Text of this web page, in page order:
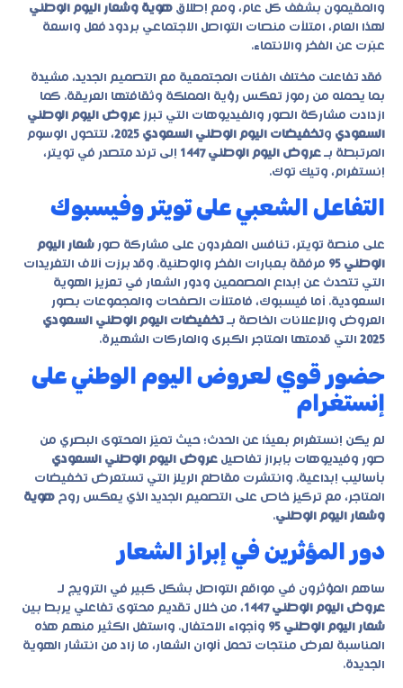
والمقيمون بشغف كل عام، ومع إطلاق هوية وشعار اليوم الوطني
لهذا العام، امتلأت منصات التواصل الاجتماعي بردود فعل واسعة
عبّرت عن الفخر والانتماء.
فقد تفاعلت مختلف الفئات المجتمعية مع التصميم الجديد، مشيدة
بما يحمله من رموز تعكس رؤية المملكة وثقافتها العريقة. كما
ازدادت مشاركة الصور والفيديوهات التي تبرز عروض اليوم الوطني
السعودي وتخفيضات اليوم الوطني السعودي 2025
، لتتحول الوسوم
المرتبطة بـ عروض اليوم الوطني 1447
إلى ترند متصدر في تويتر،
إنستغرام، وتيك توك.
التفاعل الشعبي على تويتر وفيسبوك
على منصة تويتر، تنافس المغردون على مشاركة صور شعار اليوم
الوطني 95
مرفقة بعبارات الفخر والوطنية. وقد برزت آلاف التغريدات
التي تتحدث عن إبداع المصممين ودور الشعار في تعزيز الهوية
السعودية. أما فيسبوك، فامتلأت الصفحات والمجموعات بصور
العروض والإعلانات الخاصة بـ تخفيضات اليوم الوطني السعودي
2025 التي قدمتها المتاجر الكبرى والماركات الشهيرة.
حضور قوي لعروض اليوم الوطني على
إنستغرام
لم يكن إنستغرام بعيدًا عن الحدث؛ حيث تميّز المحتوى البصري من
صور وفيديوهات بإبراز تفاصيل عروض اليوم الوطني السعودي
بأساليب إبداعية. وانتشرت مقاطع الريلز التي تستعرض تخفيضات
المتاجر، مع تركيز خاص على التصميم الجديد الذي يعكس روح هوية
وشعار اليوم الوطني.
دور المؤثرين في إبراز الشعار
ساهم المؤثرون في مواقع التواصل بشكل كبير في الترويج لـ
عروض اليوم الوطني 1447
، من خلال تقديم محتوى تفاعلي يربط بين
شعار اليوم الوطني 95
وأجواء الاحتفال. واستغل الكثير منهم هذه
المناسبة لعرض منتجات تحمل ألوان الشعار، ما زاد من انتشار الهوية
الجديدة.